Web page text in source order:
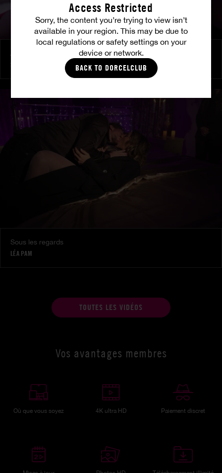
Access Restricted
Sorry, the content you’re trying to view isn’t
available in your region. This may be due to
local regulations or safety settings on your
device or network.
BACK TO DORCELCLUB
À ses ordres
Sous les regards
LÉA PAM
TOUTES LES VIDÉOS
Vos avantages membres
Où que vous soyez 4K ultra HD Paiement discret